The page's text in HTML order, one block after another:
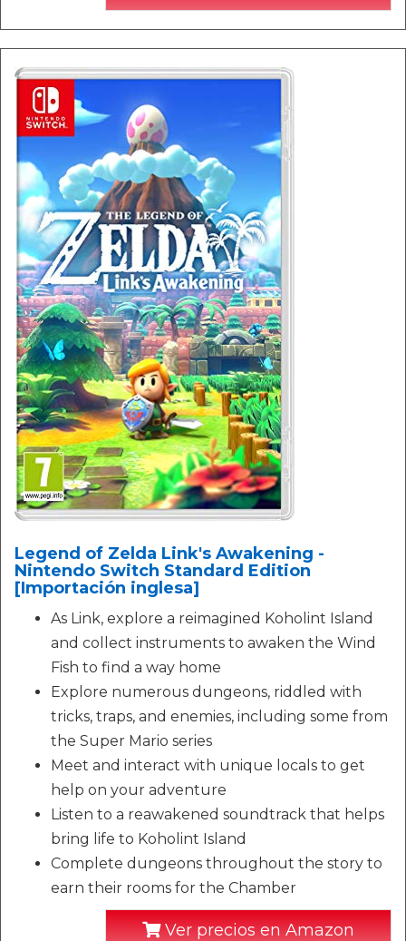
Legend of Zelda Link's Awakening -
Nintendo Switch Standard Edition
[Importación inglesa]
As Link, explore a reimagined Koholint Island
and collect instruments to awaken the Wind
Fish to find a way home
Explore numerous dungeons, riddled with
tricks, traps, and enemies, including some from
the Super Mario series
Meet and interact with unique locals to get
help on your adventure
Listen to a reawakened soundtrack that helps
bring life to Koholint Island
Complete dungeons throughout the story to
earn their rooms for the Chamber
Ver precios en Amazon